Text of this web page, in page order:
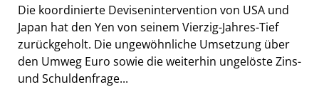
Die koordinierte Devisenintervention von USA und
Japan hat den Yen von seinem Vierzig-Jahres-Tief
zurückgeholt. Die ungewöhnliche Umsetzung über
den Umweg Euro sowie die weiterhin ungelöste Zins-
und Schuldenfrage...